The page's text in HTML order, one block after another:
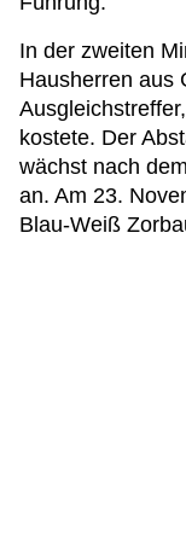
In der zweiten
Hausherren aus
kostete. Der
wächst nach
an. Am 23.
Blau-Weiß